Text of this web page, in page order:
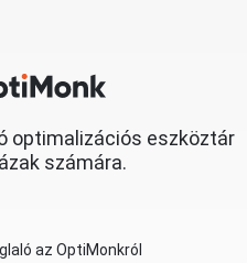
optimalizációs eszköztár
számára.
az OptiMonkról